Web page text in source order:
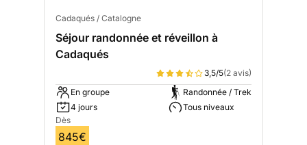
Cadaqués / Catalogne
Séjour randonnée et réveillon à
Cadaqués
3,5/5(2 avis)
En groupe
4 jours
Randonnée / Trek
Tous niveaux
Dès
845€